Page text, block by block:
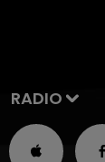
RADIO